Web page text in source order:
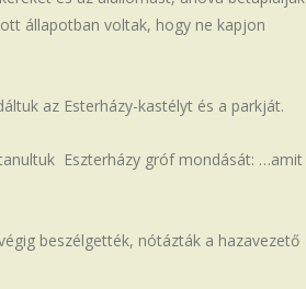
állapotban voltak, hogy ne kapjon
az Esterházy-kastélyt és a parkját.
Eszterházy gróf mondását: …amit
beszélgették, nótázták a hazavezető